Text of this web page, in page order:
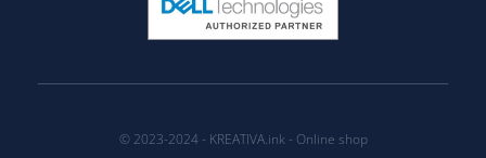
© 2023-2024 - KREATIVA.ink - Online shop